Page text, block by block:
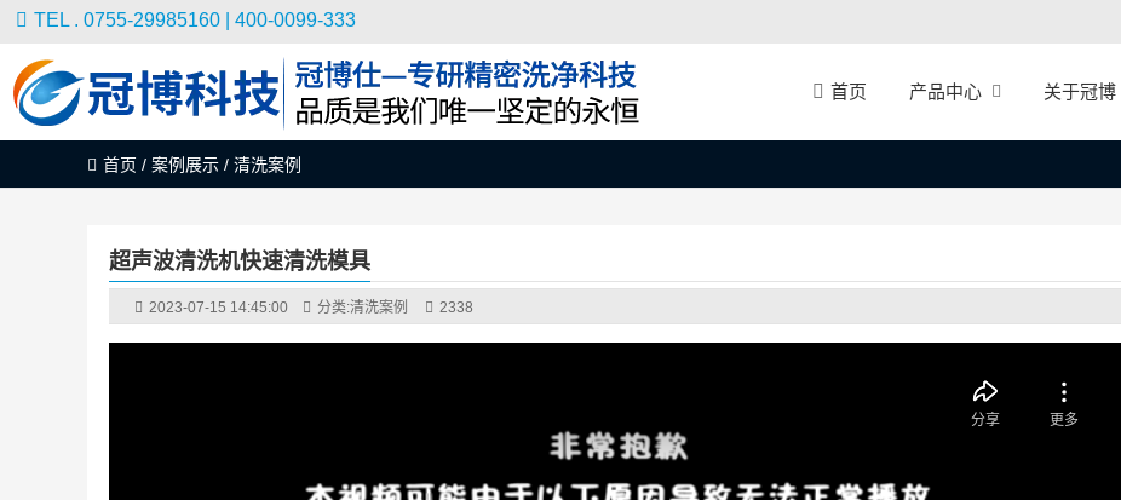
TEL . 0755-29985160 | 400-0099-333
首页 产品中心 关于冠博
首页 / 案例展示 / 清洗案例
超声波清洗机快速清洗模具
2023-07-15 14:45:00 分类:清洗案例 2338